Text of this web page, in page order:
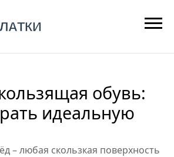
обувь:
идеальную
– любая скользкая поверхность